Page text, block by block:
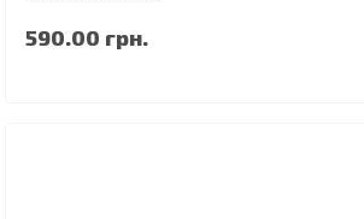
590.00 грн.